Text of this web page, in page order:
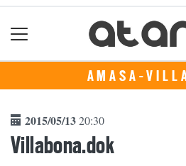
AMASA-
2015/05/1320:30
Villabona.dok